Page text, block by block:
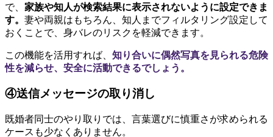
で、 家族や知人が検索結果に表示されないように設定できま
す。 妻や両親はもちろん、知人までフィルタリング設定して
おくことで、身バレのリスクを軽減できます。
この機能を活用すれば、 知り合いに偶然写真を見られる危険
性を減らせ、安全に活動できるでしょう。
④送信メッセージの取り消し
既婚者同士のやり取りでは、言葉選びに慎重さが求められる
ケースも少なくありません。